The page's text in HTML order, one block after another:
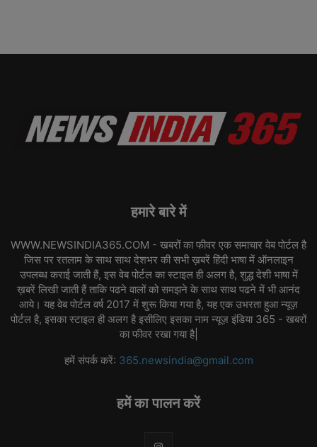
हमारे बारे में
WWW.NEWSINDIA365.COM - खबरों का फीवर एक समाचार वेब पोर्टल है
जिस पर रतलाम के साथ साथ देशभर की सभी ख़बरें हिंदी भाषा में ऑनलाइन
उपलब्ध कराई जाती हैं, इस वेब पोर्टल का स्टाइल ही अलग है, शुद्ध देशी भाषा में
ख़बरें लिखी जाती हैं ताकि पढने वालों को समझने के साथ साथ पढने में भी आनंद
आये। यह वेब पोर्टल वर्ष 2017 में शुरू किया गया है, यह एक उभरता हुआ न्यूज़
पोर्टल है, इसका स्टाइल ही अलग है इसीलिए इसका नाम न्यूज़ इंडिया 365 - खबरों
का फीवर रखा गया है|
हमें संपर्क करें: 365.newsindia@gmail.com
हमें का पालन करें